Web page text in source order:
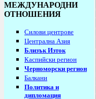
МЕЖДУНАРОДНИ
ОТНОШЕНИЯ
Силови центрове
Централна Азия
Близък Изток
Каспийски регион
Черноморски регион
Балкани
Политика и
дипломация